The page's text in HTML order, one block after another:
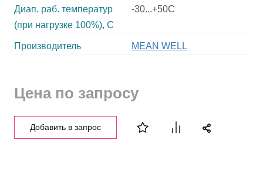
Диап. раб. температур
(при нагрузке 100%), C
-30...+50C
Производитель MEAN WELL
Цена по запросу
Добавить в запрос